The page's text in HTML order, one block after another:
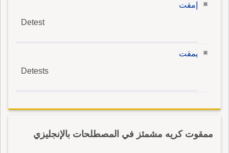
إمقت
Detest
يمقت
Detests
ممقوت كريه مشمئز في المصطلحات بالإنجليزي